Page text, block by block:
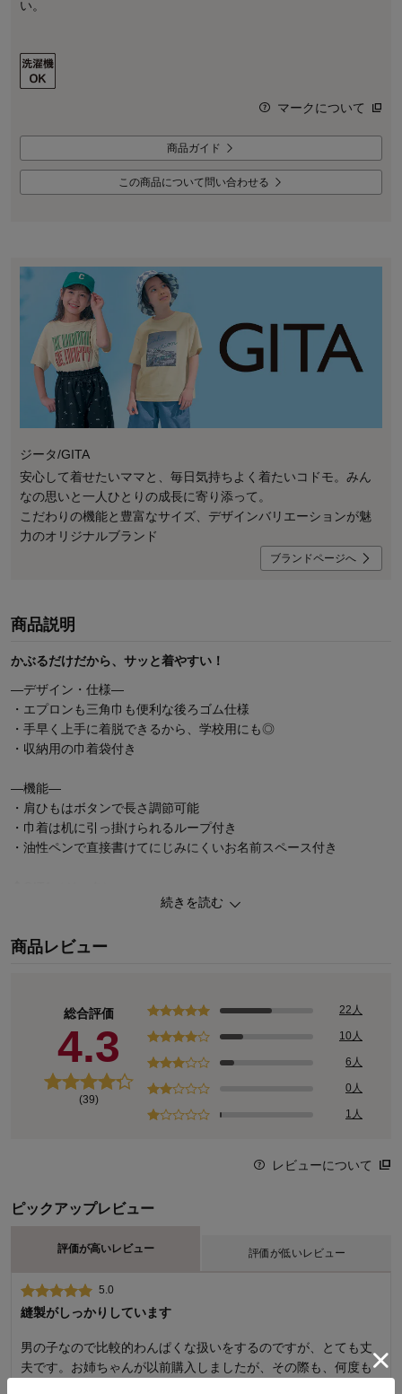
い。
マークについて
商品ガイド
この商品について問い合わせる
ジータ/GITA
安心して着せたいママと、毎日気持ちよく着たいコドモ。みん
なの思いと一人ひとりの成長に寄り添って。
こだわりの機能と豊富なサイズ、デザインバリエーションが魅
力のオリジナルブランド
ブランドページへ
商品説明
かぶるだけだから、サッと着やすい！
―デザイン・仕様―
・エプロンも三角巾も便利な後ろゴム仕様
・手早く上手に着脱できるから、学校用にも◎
・収納用の巾着袋付き
―機能―
・肩ひもはボタンで長さ調節可能
・巾着は机に引っ掛けられるループ付き
・油性ペンで直接書けてにじみにくいお名前スペース付き
安心して着せたいママと、毎日気持ちよく着たいコドモ。みんなの
こだわりの機能と豊富なサイズ、デザインバリエーションが魅力の
続きを読む
商品レビュー
総合評価
4.3
(39)
22人
10人
6人
0人
1人
レビューについて
ピックアップレビュー
評価が高いレビュー 評価が低いレビュー
5.0
縫製がしっかりしています
男の子なので比較的わんぱくな扱いをするのですが、とても丈
夫です。お姉ちゃんが以前購入しましたが、その際も、何度も
1.0
購入者さん（ 2023年03月03日 ）